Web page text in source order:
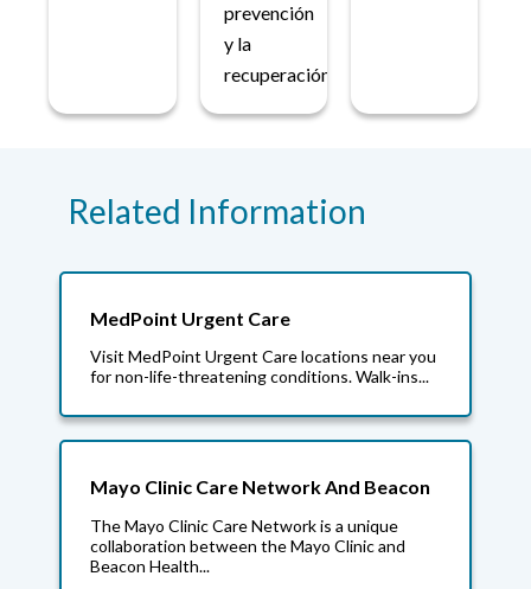
prevención
y la
recuperación.
Related Information
MedPoint Urgent Care
Visit MedPoint Urgent Care locations near you
for non-life-threatening conditions. Walk-ins...
Mayo Clinic Care Network And Beacon
The Mayo Clinic Care Network is a unique
collaboration between the Mayo Clinic and
Beacon Health...